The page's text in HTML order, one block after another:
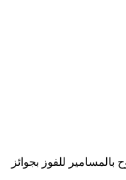
للفوز بجوائز